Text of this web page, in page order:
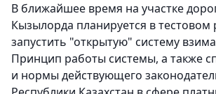
В ближайшее время на участке
Кызылорда планируется в
запустить "открытую" систему
Принцип работы системы, а также
и нормы действующего